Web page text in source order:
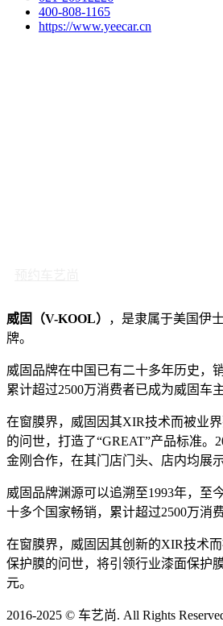
400-808-1165
https://www.yeecar.cn
威固（V-KOOL）
，是隶属于美国伊
牌。
威固品牌在中国已有二十多年历史，
累计超过2500万消费者已成为威固车主
在窗膜界，威固因其XIR技术而被业
的问世，打造了“GREAT”产品标准。
金刚合作，在其门店门头、店内均展
威固品牌渊源可以追溯至1993年，至
十多个国家畅销，累计超过2500万消
在窗膜界，威固因其创新的XIR技术
保护膜的问世，将引领行业漆面保护
元。
2016-2025 © 车艺尚. All Rights